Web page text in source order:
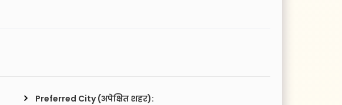
Preferred City (अपेक्षित शहर):